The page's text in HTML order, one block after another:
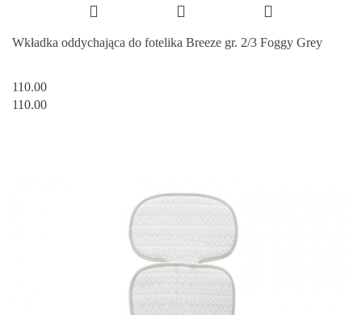
Wkładka oddychająca do fotelika Breeze gr. 2/3 Foggy Grey
110.00
110.00